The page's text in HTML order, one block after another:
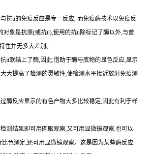
抗ti的免疫反应是专一反应, 而免疫酶技术以免疫反
对象是抗原(或抗ti),使用的抗ti除标记了酶以外,与普
性并无多大差别。
ti联结上了酶,因此,借助于酶与底物的显色反应,显示
大提高了检测的灵敏性,使检测水平接近放射免疫测
酶反应显示的有色产物大多比较稳定,因此有利于样
测结果即可用肉眼观察,又可用显微镜观察,也可以
色测定,还可用显微镜观察。这是因为某些酶反应